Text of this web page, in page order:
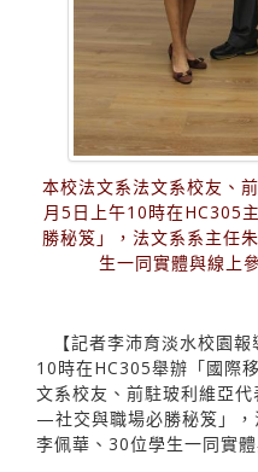
本校法文系法文系校友、
月5日上午10時在HC305
勝秘笈」，法文系系主任
生一同實體與線上
【記者李沛育淡水校園
10時在HC305舉辦「國際
文系校友、前駐玻利維亞
—社交與職場必勝秘笈」
李佩華、30位學生一同實體